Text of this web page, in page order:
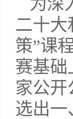
为深
二十大
策”课
赛基础
家公
选出一